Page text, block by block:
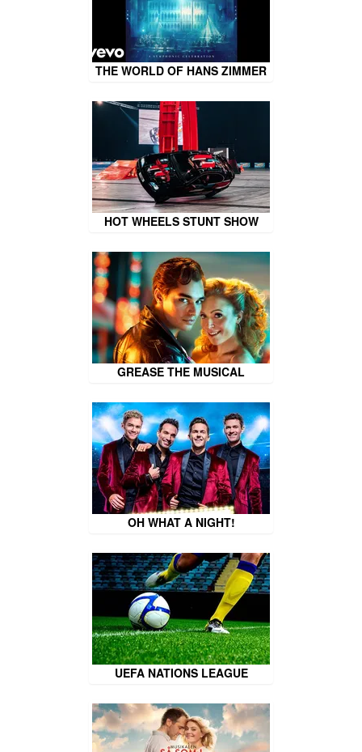
THE WORLD OF HANS ZIMMER
HOT WHEELS STUNT SHOW
GREASE THE MUSICAL
OH WHAT A NIGHT!
UEFA NATIONS LEAGUE